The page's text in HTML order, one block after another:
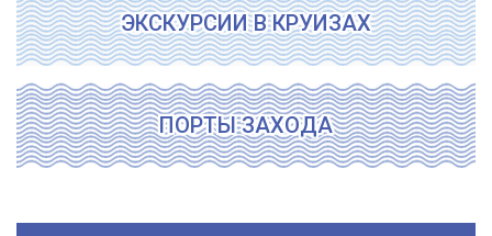
ЭКСКУРСИИ В КРУИЗАХ
ПОРТЫ ЗАХОДА